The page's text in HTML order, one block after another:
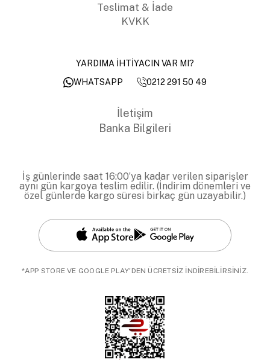
Teslimat & İade
KVKK
YARDIMA İHTİYACIN VAR MI?
WHATSAPP
0212 291 50 49
İletişim
Banka Bilgileri
İş günlerinde saat 16:00’ya kadar verilen siparişler
aynı gün kargoya teslim edilir. (İndirim dönemleri ve
özel günlerde kargo süresi birkaç gün uzayabilir.)
*APP STORE VE GOOGLE PLAY'DEN ÜCRETSİZ İNDİREBİLİRSİNİZ.